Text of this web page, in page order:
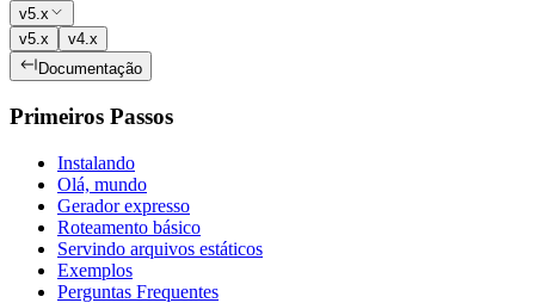
v5.x
v5.x
v4.x
Documentação
Primeiros Passos
Instalando
Olá, mundo
Gerador expresso
Roteamento básico
Servindo arquivos estáticos
Exemplos
Perguntas Frequentes